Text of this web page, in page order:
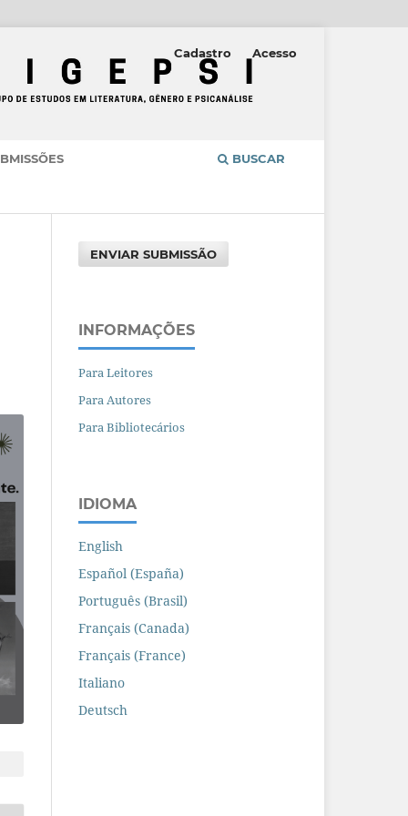
BUSCAR
Cadastro Acesso
ENVIAR SUBMISSÃO
INFORMAÇÕES
Para Leitores
Para Autores
Para Bibliotecários
IDIOMA
English
Español (España)
Português (Brasil)
Français (Canada)
Français (France)
Italiano
Deutsch